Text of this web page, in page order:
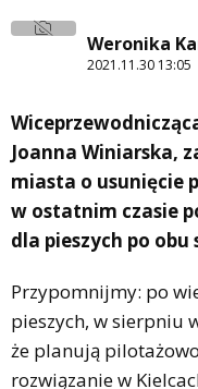
Weronika
2021.11.30 13:05
Joanna Winiarska,
miasta o usunięcie
w ostatnim czasie
dla pieszych po
Przypomnijmy: po
pieszych, w sierpniu
że planują
rozwiązanie w